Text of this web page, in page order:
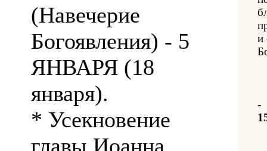
(Навечерие
Богоявления) - 5
ЯНВАРЯ (18
января).
* Усекновение
главы Иоанна
и
-